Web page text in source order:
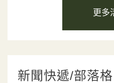
更多
新聞快遞/部落格